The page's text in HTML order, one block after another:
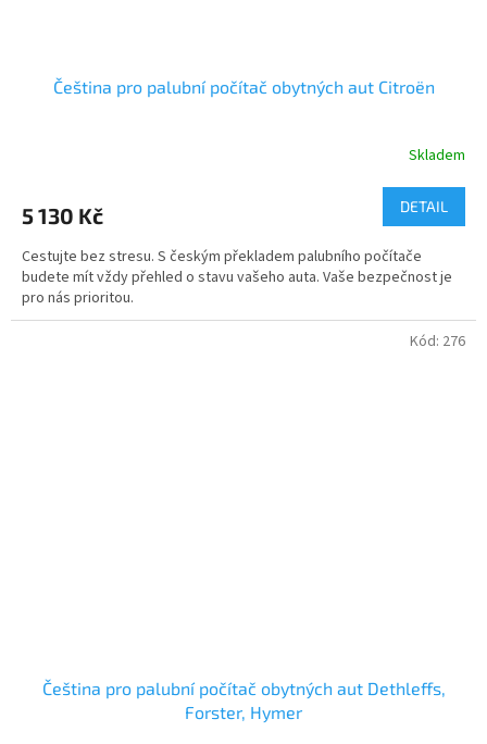
Čeština pro palubní počítač obytných aut Citroën
Skladem
5 130 Kč DETAIL
Cestujte bez stresu. S českým překladem palubního počítače
budete mít vždy přehled o stavu vašeho auta. Vaše bezpečnost je
pro nás prioritou.
Čeština pro palubní počítač obytných aut Dethleffs,
Forster, Hymer
Kód: 276